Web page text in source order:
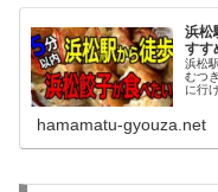
浜松
すす
浜松
むつ
に行
hamamatu-gyouza.net